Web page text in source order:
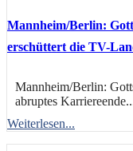
Mannheim/Berlin:
erschüttert die TV-
Mannheim/Berlin:
abruptes
Weiterlesen...